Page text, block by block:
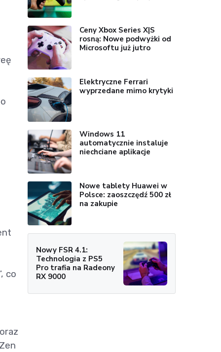
co
Ceny Xbox Series X|S
rosną: Nowe podwyżki od
Microsoftu już jutro
Elektryczne Ferrari
wyprzedane mimo krytyki
Windows 11
automatycznie instaluje
niechciane aplikacje
Nowe tablety Huawei w
Polsce: zaoszczędź 500 zł
na zakupie
Nowy FSR 4.1:
Technologia z PS5
Pro trafia na Radeony
RX 9000